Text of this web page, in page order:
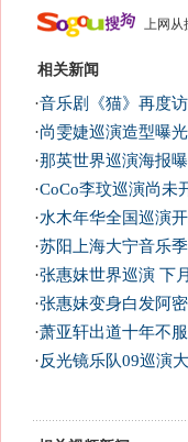
上网从
相关新闻
·音乐剧《猫》再度
·尚雯婕巡演造型曝
·那英世界巡演海报
·CoCo李玟巡演尚未
·水木年华全国巡演
·苏阳上海大宁音乐
·张惠妹世界巡演 下
·张惠妹变身白发阿
·萧亚轩出道十年不
·反光镜乐队09巡演